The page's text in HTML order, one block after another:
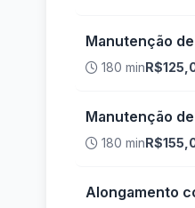
Manutenção
180 min
Manutenção
180 min
Alongamento